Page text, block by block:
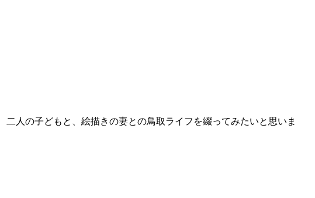
人の子どもと、絵描きの妻との鳥取ライフを綴ってみたいと思いま